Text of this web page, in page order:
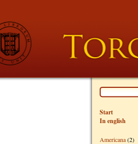
Start
In english
Americana(2)